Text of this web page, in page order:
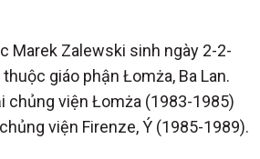
Marek Zalewski sinh ngày 2-2-
giáo phận Łomża, Ba Lan.
chủng viện Łomża (1983-1985)
viện Firenze, Ý (1985-1989).